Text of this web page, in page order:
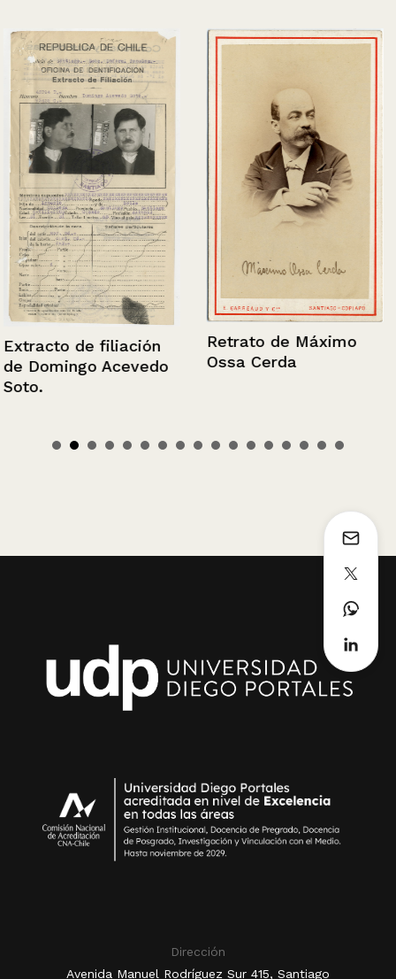
Extracto de filiación
de Domingo Acevedo
Soto.
Retrato de Máximo
Ossa Cerda
Dirección
Avenida Manuel Rodríguez Sur 415, Santiago